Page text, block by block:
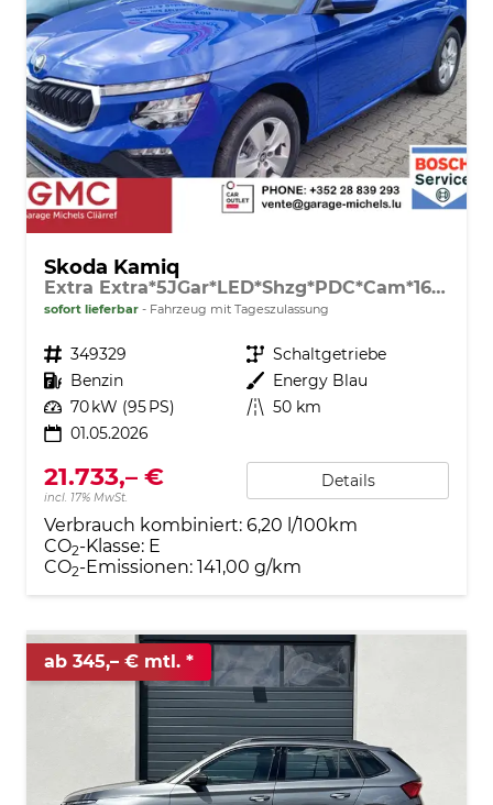
Skoda Kamiq
Extra Extra*5JGar*LED*Shzg*PDC*Cam*16Zoll*ACA*
sofort lieferbar Fahrzeug mit Tageszulassung
Fahrzeugnr. 349329 Getriebe Schaltgetriebe
Kraftstoff Benzin Außenfarbe Energy Blau
Leistung 70 kW (95 PS) Kilometerstand 50 km
01.05.2026
21.733,– €
incl. 17% MwSt.
Details
Verbrauch kombiniert: 6,20 l/100km
CO2-Klasse: E
CO2-Emissionen: 141,00 g/km
ab 345,– € mtl.